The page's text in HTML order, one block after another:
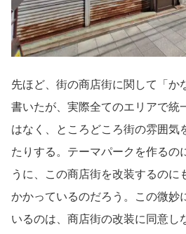
先ほど、街の商店街に関して「か
書いたが、実際全てのエリアで統
はなく、ところどころ街の雰囲気
たりする。テーマパークを作るの
うに、この商店街を改装するのに
かかっているのだろう。この微妙
いるのは、商店街の改装に同意し